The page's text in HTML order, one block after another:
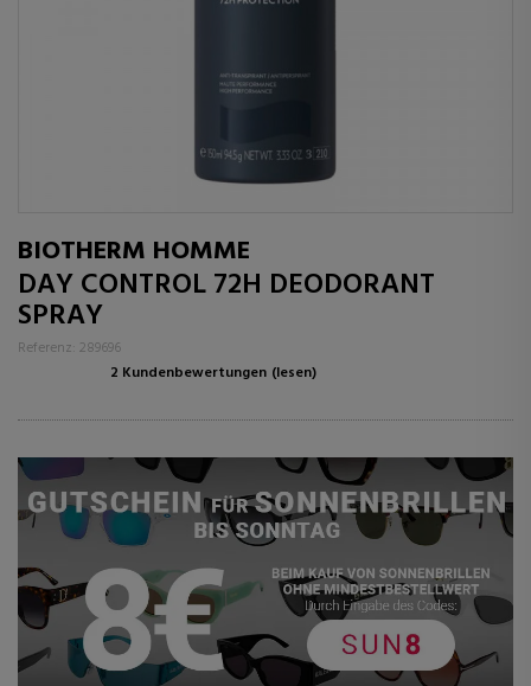
BIOTHERM HOMME
DAY CONTROL 72H DEODORANT
SPRAY
Referenz: 289696
2 Kundenbewertungen (lesen)